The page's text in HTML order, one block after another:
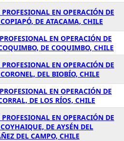
EN OPERACIÓN DE
DE ATACAMA, CHILE
EN OPERACIÓN DE
DE COQUIMBO, CHILE
EN OPERACIÓN DE
DEL BIOBÍO, CHILE
EN OPERACIÓN DE
DE LOS RÍOS, CHILE
EN OPERACIÓN DE
DE AYSÉN DEL
DEL CAMPO, CHILE